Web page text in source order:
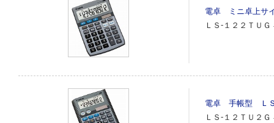
電卓 ミニ卓上サ
ＬＳ‐１２２ＴＵＧ
電卓 手帳型 ＬＳ
ＬＳ‐１２ＴＵ２Ｇ